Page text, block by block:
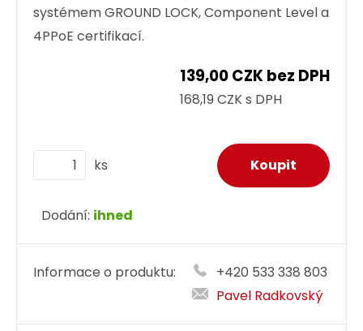
systémem GROUND LOCK, Component Level a
4PPoE certifikací.
139,00 CZK bez DPH
168,19 CZK s DPH
ks
Dodání: ihned
Informace o produktu:
+420 533 338 803
Pavel Radkovský